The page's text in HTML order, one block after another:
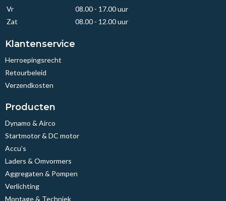
Vr
08.00 - 17.00 uur
Zat
08.00 - 12.00 uur
Klantenservice
Herroepingsrecht
Retourbeleid
Verzendkosten
Producten
Dynamo & Airco
Startmotor & DC motor
Accu’s
Laders & Omvormers
Aggregaten & Pompen
Verlichting
Montage & Techniek